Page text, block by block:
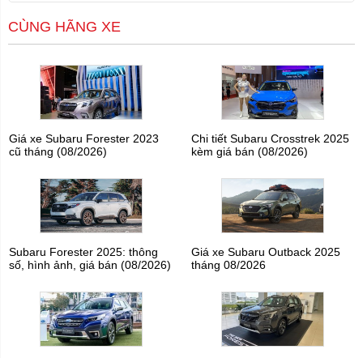
CÙNG HÃNG XE
Giá xe Subaru Forester 2023
cũ tháng (08/2026)
Chi tiết Subaru Crosstrek 2025
kèm giá bán (08/2026)
Subaru Forester 2025: thông
số, hình ảnh, giá bán (08/2026)
Giá xe Subaru Outback 2025
tháng 08/2026